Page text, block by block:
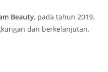
Beauty, pada tahun 2019.
dan berkelanjutan,